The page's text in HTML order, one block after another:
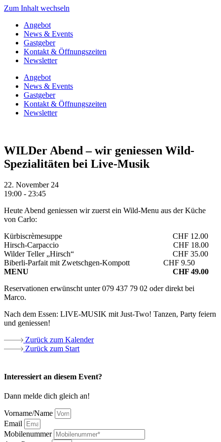
Zum Inhalt wechseln
Angebot
News & Events
Gastgeber
Kontakt & Öffnungszeiten
Newsletter
Angebot
News & Events
Gastgeber
Kontakt & Öffnungszeiten
Newsletter
WILDer Abend – wir geniessen Wild-
Spezialitäten bei Live-Musik
22. November 24
19:00 - 23:45
Heute Abend geniessen wir zuerst ein Wild-Menu aus der Küche
von Carlo:
Kürbiscrèmesuppe CHF 12.00
Hirsch-Carpaccio CHF 18.00
Wilder Teller „Hirsch“ CHF 35.00
Biberli-Parfait mit Zwetschgen-Kompott CHF 9.50
MENU CHF 49.00
Reservationen erwünscht unter 079 437 79 02 oder direkt bei
Marco.
Nach dem Essen: LIVE-MUSIK mit Just-Two! Tanzen, Party feiern
und geniessen!
Zurück zum Kalender
Zurück zum Start
Interessiert an diesem Event?
Dann melde dich gleich an!
Vorname/Name
Email
Mobilenummer